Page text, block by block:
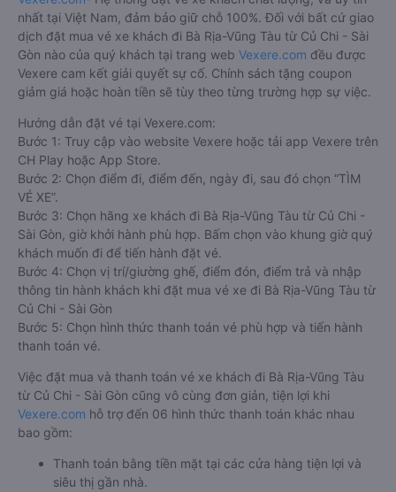
nhất tại Việt Nam, đảm bảo giữ chỗ 100%. Đối với bất cứ giao
dịch đặt mua vé xe khách đi Bà Rịa-Vũng Tàu từ Củ Chi - Sài
Gòn nào của quý khách tại trang web Vexere.com đều được
Vexere cam kết giải quyết sự cố. Chính sách tặng coupon
giảm giá hoặc hoàn tiền sẽ tùy theo từng trường hợp sự việc.
Hướng dẫn đặt vé tại Vexere.com:
Bước 1: Truy cập vào website Vexere hoặc tải app Vexere trên
CH Play hoặc App Store.
Bước 2: Chọn điểm đi, điểm đến, ngày đi, sau đó chọn “TÌM
VÉ XE”.
Bước 3: Chọn hãng xe khách đi Bà Rịa-Vũng Tàu từ Củ Chi -
Sài Gòn, giờ khởi hành phù hợp. Bấm chọn vào khung giờ quý
khách muốn đi để tiến hành đặt vé.
Bước 4: Chọn vị trí/giường ghế, điểm đón, điểm trả và nhập
thông tin hành khách khi đặt mua vé xe đi Bà Rịa-Vũng Tàu từ
Củ Chi - Sài Gòn
Bước 5: Chọn hình thức thanh toán vé phù hợp và tiến hành
thanh toán vé.
Việc đặt mua và thanh toán vé xe khách đi Bà Rịa-Vũng Tàu
từ Củ Chi - Sài Gòn cũng vô cùng đơn giản, tiện lợi khi
Vexere.com hỗ trợ đến 06 hình thức thanh toán khác nhau
bao gồm:
Thanh toán bằng tiền mặt tại các cửa hàng tiện lợi và
siêu thị gần nhà.